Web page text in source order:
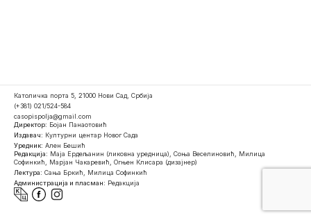
Католичка порта 5, 21000 Нови Сад, Србија
(+381) 021/524-584
casopispolja@gmail.com
Директор: Бојан Панаотовић
Издавач: Културни центар Новог Сада
Уредник: Ален Бешић
Редакција: Маја Ердељанин (ликовна уредница), Соња Веселиновић, Милица
Софинкић, Марјан Чакаревић, Огњен Клисара (дизајнер)
Лектура: Сања Бркић, Милица Софинкић
Администрација и пласман: Редакција